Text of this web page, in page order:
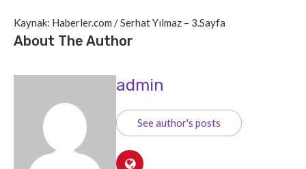
Kaynak: Haberler.com / Serhat Yılmaz – 3.Sayfa
About The Author
admin
See author's posts